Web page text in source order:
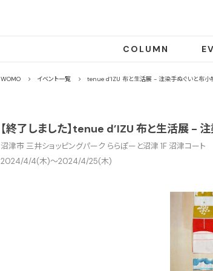
COLUMN
WOMO イベント一覧 tenue d’IZU 布と生活展 - 注染手ぬぐいと布小
【終了しました】tenue d’IZU 布と生活展 -
沼津市 三井ショッピングパーク ららぽーと沼津 1F 沼津コート
2024/4/4(木)〜2024/4/25(木)